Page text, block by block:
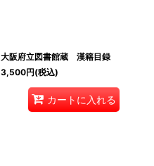
大阪府立図書館蔵 漢籍目録
3,500円(税込)
カートに入れる